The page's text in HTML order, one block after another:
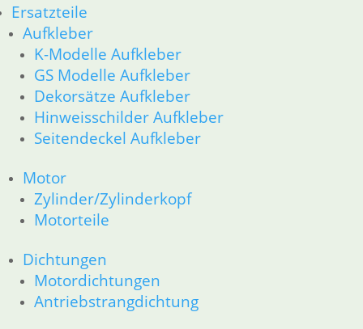
Ersatzteile
Aufkleber
K-Modelle Aufkleber
GS Modelle Aufkleber
Dekorsätze Aufkleber
Hinweisschilder Aufkleber
Seitendeckel Aufkleber
Motor
Zylinder/Zylinderkopf
Motorteile
Dichtungen
Motordichtungen
Antriebstrangdichtung
36 Räder
46 Rahmen & Verkleidung
51 Spiegel & Schlösser
61 Fahrzeugelektrik
62 Instrumente
52 Sitzbank
R80GS bis R100GS PD 1990
11 Motor
Kolben/Kolbenringe
Zylinderkopf
12 Motorelektrik
16 Tank
18 Auspuff
21 Kupplung
23 Getriebe